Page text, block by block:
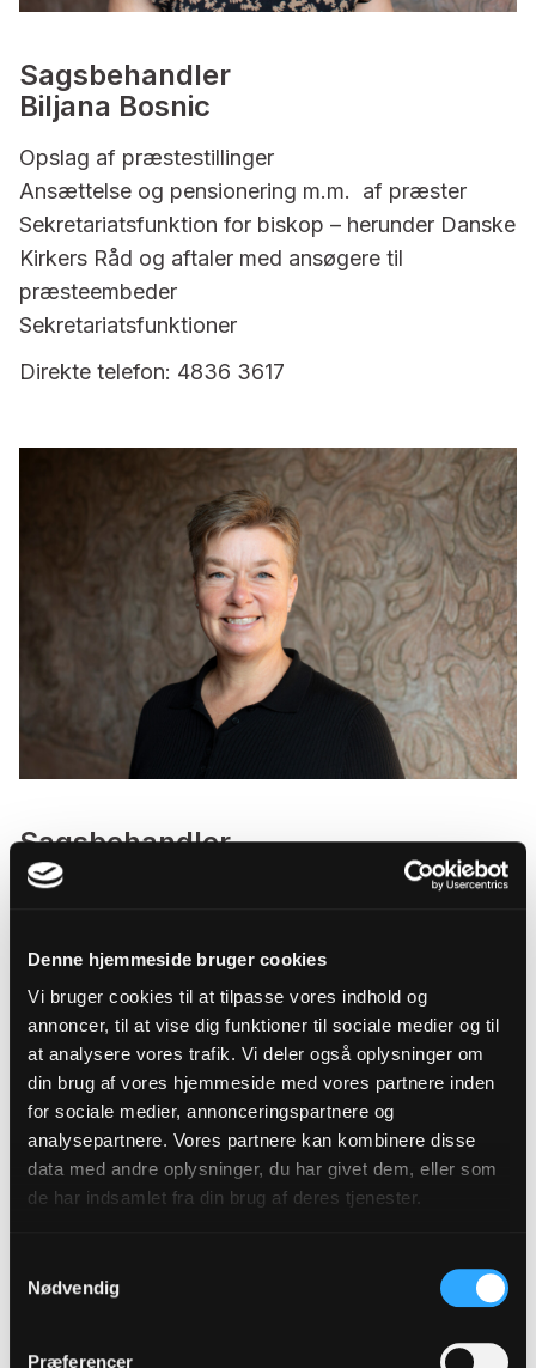
Denne hjemmeside bruger cookies
Vi bruger cookies til at tilpasse vores indhold og
annoncer, til at vise dig funktioner til sociale medier og til
at analysere vores trafik. Vi deler også oplysninger om
din brug af vores hjemmeside med vores partnere inden
for sociale medier, annonceringspartnere og
analysepartnere. Vores partnere kan kombinere disse
data med andre oplysninger, du har givet dem, eller som
de har indsamlet fra din brug af deres tjenester.
Nødvendig
Præferencer
Sagsbehandler
Biljana Bosnic
Opslag af præstestillinger
Ansættelse og pensionering m.m. af præster
Sekretariatsfunktion for biskop – herunder Danske
Kirkers Råd og aftaler med ansøgere til
præsteembeder
Sekretariatsfunktioner
Direkte telefon: 4836 3617
Sagsbehandler
Ulla Brorly Dinesen
Sagsbehandling ifm præsters fravær
Sekretariatsfunktioner
Direkte telefon: 4836 3628